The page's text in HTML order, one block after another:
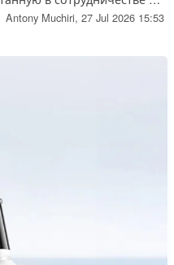
пиковую
и технологией
звукового поля.
Antony Muchiri, 27 Jul 2026 15:53